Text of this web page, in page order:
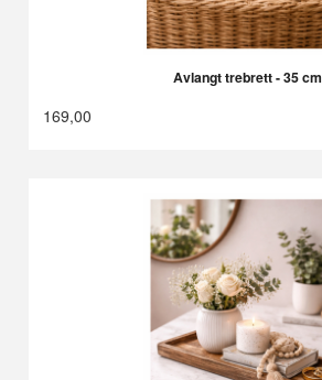
Avlangt trebrett - 35 cm
169,00